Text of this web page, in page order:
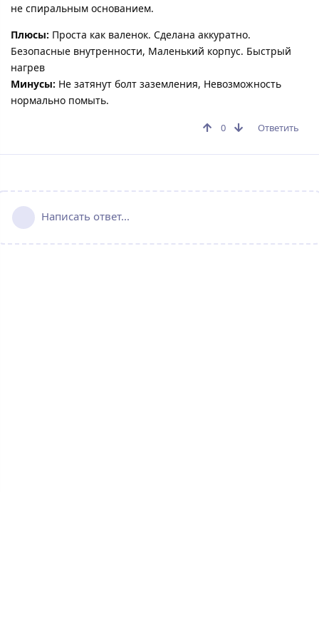
не спиральным основанием.
Плюсы: Проста как валенок. Сделана аккуратно.
Безопасные внутренности, Маленький корпус. Быстрый
нагрев
Минусы: Не затянут болт заземления, Невозможность
нормально помыть.
0 Ответить
Написать ответ...